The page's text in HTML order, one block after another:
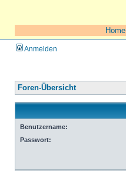
Home
Anmelden
Foren-Übersicht
Benutzername:
Passwort: